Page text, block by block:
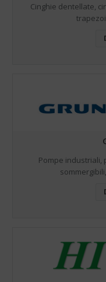
Cinghie dentellate,
Pompe industriali,